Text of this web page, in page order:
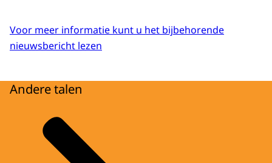
Voor meer informatie kunt u het bijbehorende
nieuwsbericht lezen
Andere talen